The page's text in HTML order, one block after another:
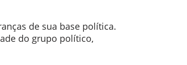
de sua base política.
do grupo político,